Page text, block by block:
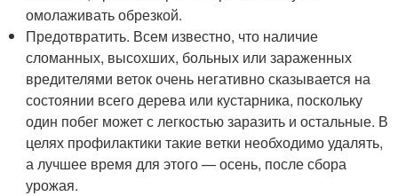
омолаживать обрезкой.
Предотвратить. Всем известно, что наличие
сломанных, высохших, больных или зараженных
вредителями веток очень негативно сказывается на
состоянии всего дерева или кустарника, поскольку
один побег может с легкостью заразить и остальные. В
целях профилактики такие ветки необходимо удалять,
а лучшее время для этого — осень, после сбора
урожая.